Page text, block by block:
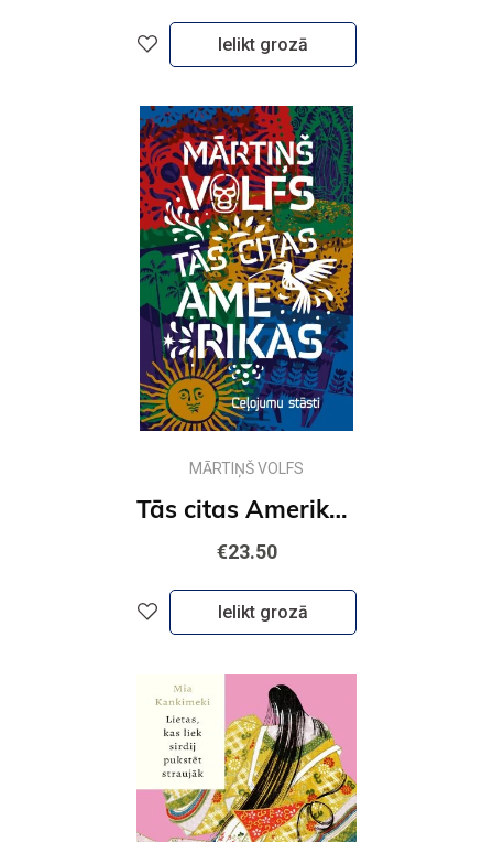
Ielikt grozā
MĀRTIŅŠ VOLFS
Tās citas Amerikas. Ceļojumu stāsti
€23.50
Ielikt grozā